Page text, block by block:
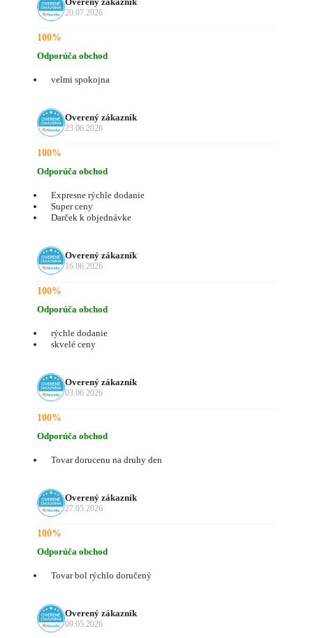
20.07.2026
100%
Odporúča obchod
velmi spokojna
Overený zákazník
23.06.2026
100%
Odporúča obchod
Expresne rýchle dodanie
Super ceny
Darček k objednávke
Overený zákazník
16.06.2026
100%
Odporúča obchod
rýchle dodanie
skvelé ceny
Overený zákazník
03.06.2026
100%
Odporúča obchod
Tovar dorucenu na druhy den
Overený zákazník
27.05.2026
100%
Odporúča obchod
Tovar bol rýchlo doručený
Overený zákazník
09.05.2026